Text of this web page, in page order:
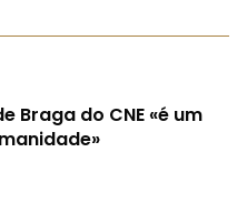
Braga do CNE «é um